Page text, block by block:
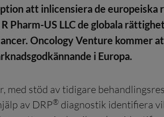
att inlicensiera de
Pharm-US LLC de globala
Oncology Venture kommer
i Europa.
med stöd av tidigare
av DRP® diagnostik identifiera